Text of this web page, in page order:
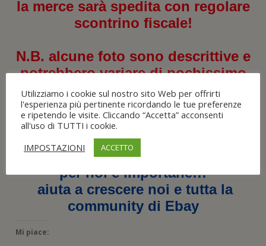
la merce sarà spedita con regolare
scontrino fiscale!
N.B. alcune foto sono descrittive e
potrebbero variare di pochissimo
dalla realtà!
una volta ricevuta la
merce ricordati di lasciare
FEEDBACK
per noi è importane!!!
aiuta a crescere noi e tutta la
community di Ebay
Mi piace:
Utilizziamo i cookie sul nostro sito Web per offrirti
l'esperienza più pertinente ricordando le tue preferenze
e ripetendo le visite. Cliccando “Accetta” acconsenti
all'uso di TUTTI i cookie.
IMPOSTAZIONI
ACCETTO